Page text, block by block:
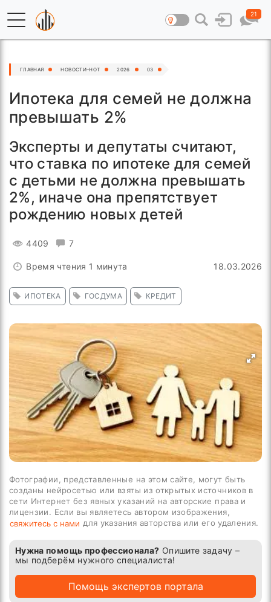
21
ГЛАВНАЯ НОВОСТИ–HOT 2026 03
Ипотека для семей не должна
превышать 2%
Эксперты и депутаты считают,
что ставка по ипотеке для семей
с детьми не должна превышать
2%, иначе она препятствует
рождению новых детей
4409 7
Время чтения 1 минута 18.03.2026
ИПОТЕКА ГОСДУМА КРЕДИТ
Фотографии, представленные на этом сайте, могут быть
созданы нейросетью или взяты из открытых источников в
сети Интернет без явных указаний на авторские права и
лицензии. Если вы являетесь автором изображения,
свяжитесь с нами для указания авторства или его удаления.
Нужна помощь профессионала? Опишите задачу –
мы подберём нужного специалиста!
Помощь экспертов портала